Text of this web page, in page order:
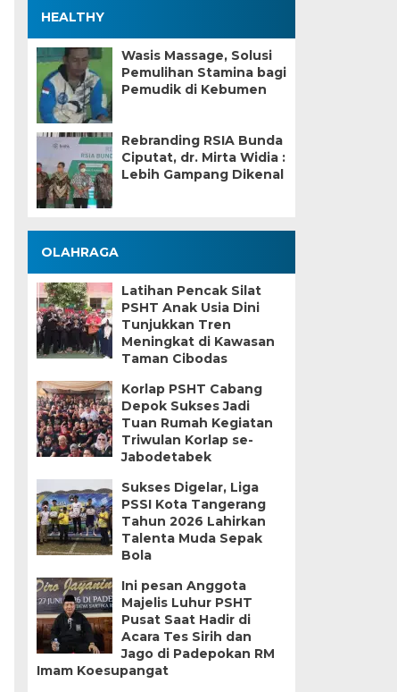
HEALTHY
Wasis Massage, Solusi
Pemulihan Stamina bagi
Pemudik di Kebumen
Rebranding RSIA Bunda
Ciputat, dr. Mirta Widia :
Lebih Gampang Dikenal
OLAHRAGA
Latihan Pencak Silat
PSHT Anak Usia Dini
Tunjukkan Tren
Meningkat di Kawasan
Taman Cibodas
Korlap PSHT Cabang
Depok Sukses Jadi
Tuan Rumah Kegiatan
Triwulan Korlap se-
Jabodetabek
Sukses Digelar, Liga
PSSI Kota Tangerang
Tahun 2026 Lahirkan
Talenta Muda Sepak
Bola
Ini pesan Anggota
Majelis Luhur PSHT
Pusat Saat Hadir di
Acara Tes Sirih dan
Jago di Padepokan RM
Imam Koesupangat